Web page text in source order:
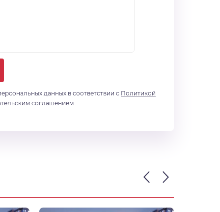
данных в соответствии с Политикой
соглашением